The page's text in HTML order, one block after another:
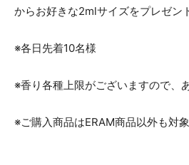
からお好きな2mlサイズをプレゼン
※各日先着10名様
※香り各種上限がございますので、
※ご購入商品はERAM商品以外も対象